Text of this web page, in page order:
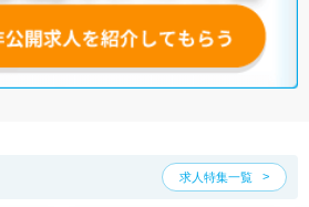
求人特集一覧